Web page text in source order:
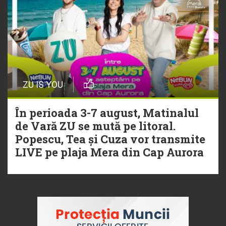
ZU IS YOU
În perioada 3-7 august, Matinalul
de Vară ZU se mută pe litoral.
Popescu, Tea și Cuza vor transmite
LIVE pe plaja Mera din Cap Aurora